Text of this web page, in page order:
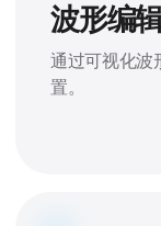
波形编
通过可视化波
置。